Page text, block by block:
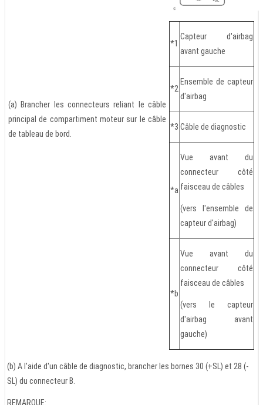
(a) Brancher les connecteurs reliant le câble
principal de compartiment moteur sur le câble
de tableau de bord.
*1
Capteur d'airbag
avant gauche
*2
Ensemble de capteur
d'airbag
*3 Câble de diagnostic
*a
Vue avant du
connecteur côté
faisceau de câbles
(vers l'ensemble de
capteur d'airbag)
*b
Vue avant du
connecteur côté
faisceau de câbles
(vers le capteur
d'airbag avant
gauche)
(b) A l'aide d'un câble de diagnostic, brancher les bornes 30 (+SL) et 28 (-
SL) du connecteur B.
REMARQUE: